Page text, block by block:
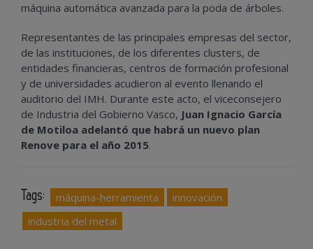
máquina automática avanzada para la poda de árboles.
Representantes de las principales empresas del sector,
de las instituciones, de los diferentes clusters, de
entidades financieras, centros de formación profesional
y de universidades acudieron al evento llenando el
auditorio del IMH. Durante este acto, el viceconsejero
de Industria del Gobierno Vasco, Juan Ignacio García
de Motiloa adelantó que habrá un nuevo plan
Renove para el año 2015.
Tags: máquina-herramienta
innovación
industria del metal